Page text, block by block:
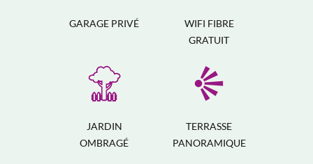
GARAGE PRIVÉ
WIFI FIBRE
GRATUIT
JARDIN
OMBRAGÉ
TERRASSE
PANORAMIQUE